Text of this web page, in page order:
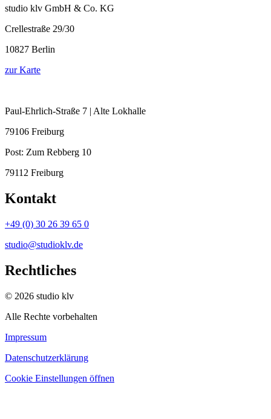
studio klv GmbH & Co. KG
Crellestraße 29/30
10827 Berlin
zur Karte
Paul-Ehrlich-Straße 7 | Alte Lokhalle
79106 Freiburg
Post: Zum Rebberg 10
79112 Freiburg
Kontakt
+49 (0) 30 26 39 65 0
studio@studioklv.de
Rechtliches
© 2026 studio klv
Alle Rechte vorbehalten
Impressum
Datenschutzerklärung
Cookie Einstellungen öffnen